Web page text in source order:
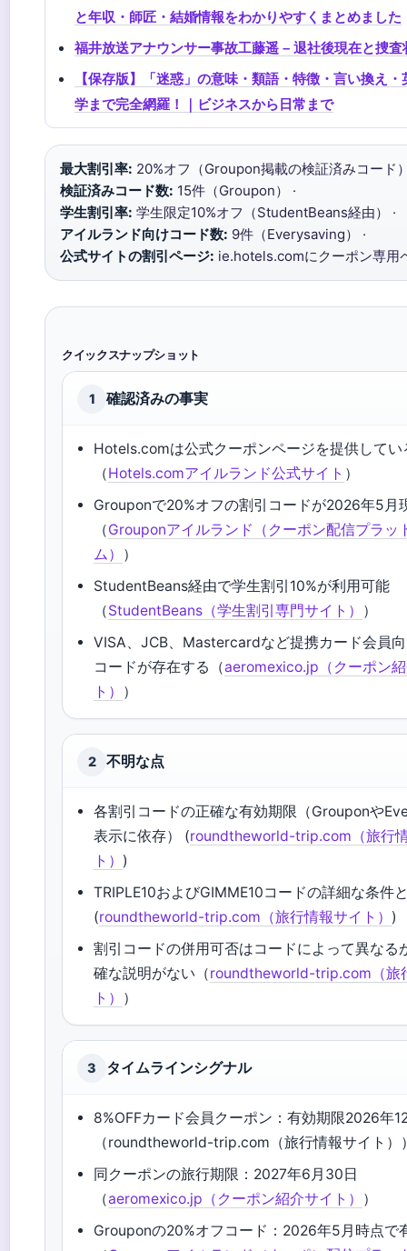
と年収・師匠・結婚情報をわかりやすくまとめました
福井放送アナウンサー事故工藤遥 – 退社後現在と捜査
【保存版】「迷惑」の意味・類語・特徴・言い換え
学まで完全網羅！｜ビジネスから日常まで
最大割引率: 20%オフ（Groupon掲載の検証済みコード
検証済みコード数: 15件（Groupon） ·
学生割引率: 学生限定10%オフ（StudentBeans経由） ·
アイルランド向けコード数: 9件（Everysaving） ·
公式サイトの割引ページ: ie.hotels.comにクーポン専用
クイックスナップショット
1 確認済みの事実
Hotels.comは公式クーポンページを提供してい
（Hotels.comアイルランド公式サイト ）
Grouponで20%オフの割引コードが2026年5月
（Grouponアイルランド（クーポン配信プラッ
ム） ）
StudentBeans経由で学生割引10%が利用可能
（StudentBeans（学生割引専門サイト） ）
VISA、JCB、Mastercardなど提携カード会員
コードが存在する（aeromexico.jp（クーポン
ト） ）
2 不明な点
各割引コードの正確な有効期限（Grouponや
表示に依存） (roundtheworld-trip.com（旅行
ト） )
TRIPLE10およびGIMME10コードの詳細な条件
(roundtheworld-trip.com（旅行情報サイト） )
割引コードの併用可否はコードによって異なる
確な説明がない（roundtheworld-trip.com（旅
ト） ）
3 タイムラインシグナル
8%OFFカード会員クーポン：有効期限2026年
（roundtheworld-trip.com（旅行情報サイト）
同クーポンの旅行期限：2027年6月30日
（aeromexico.jp（クーポン紹介サイト） ）
Grouponの20%オフコード：2026年5月時点で